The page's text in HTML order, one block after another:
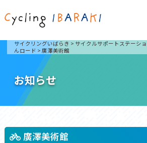
サイクリングいばらき > サイクルサポートステーシ
んロード > 廣澤美術館
お知らせ
廣澤美術館